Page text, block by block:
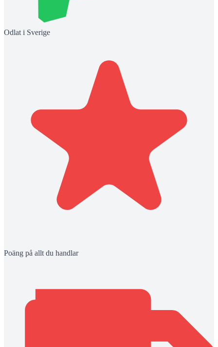
Odlat i Sverige
Poäng på allt du handlar